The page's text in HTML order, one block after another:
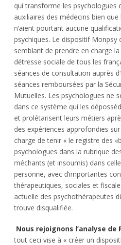
qui transforme les psychologues
auxiliaires des médecins bien
n’aient pourtant aucune
psychiques. Le dispositif Monpsy
semblant de prendre en charge
détresse sociale de tous les
séances de consultation auprès
séances remboursées par la
Mutuelles. Les psychologues ne
dans ce système qui les
et prolétarisent leurs métiers
des expériences approfondies sur
charge de tenir « le registre des
psychologues dans la rubrique
méchants (et insoumis) dans
personne, avec d’importantes
thérapeutiques, sociales et
actuelle des psychothérapeutes
trouve disqualifiée.
Nous rejoignons l’analyse de
tout ceci vise à « créer un